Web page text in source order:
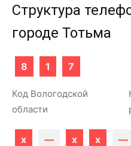
Структура
городе Тотьма
8 1 7
Код Вологодской
области
x — x x —